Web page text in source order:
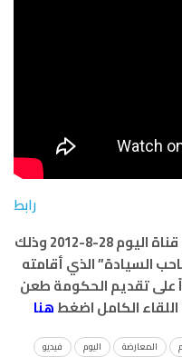
رابط
من لقاءه عبر برنامج الكلام الحر على قناة اليوم 28-8-2012 وذلك
السيادة” الذي أقامته
على تقديم الحكومة طعن
اللقاء الكامل اضغطهنا
المعارضة اليوم
فيديو